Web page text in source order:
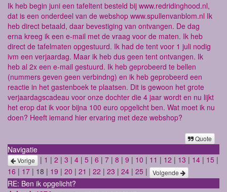
Ik heb begin juni een tafeltent besteld bij www.redridinghood.nl,
dat is een onderdeel van de webshop www.spullenvanblom.nl Ik
heb direct betaald, daar bevestiging van ontvangen. De dag
erna kreeg ik een e-mail met de vraag voor de maten. Ik heb
direct de tafelmaten opgestuurd. Ik had de tent voor 1 juli nodig
ivm een verjaardag. Maar ik heb dus geen tent ontvangen. Ik
heb al 2x een e-mail gestuurd. Ik heb geprobeerd te bellen
(nummers geven geen verbindng) en ik heb geprobeerd een
reactie in het gastenboek te plaatsen. Dit is gewoon het grote
verjaardagscadeau voor onze dochter die 4 jaar wordt en nu lijkt
het erop dat ik voor bijna 100 euro opgelicht ben. Wat moet ik nu
doen? Heeft iemand hier ervaring met deze webshop?
Quote
Navigatie
Vorige | 1 | 2 | 3 | 4 | 5 | 6 | 7 | 8 | 9 | 10 | 11 | 12 | 13 | 14 | 15 |
16 | 17 | 18 | 19 | 20 | 21 | 22 | 23 | 24 | 25 | Volgende
RE: Ben ik opgelicht?